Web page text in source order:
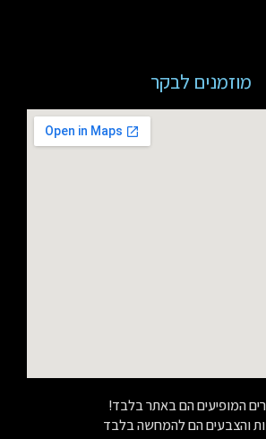
מוזמנים לבקר
המופיעים הם באתר בלבד!
והצבעים הם להמחשה בלבד